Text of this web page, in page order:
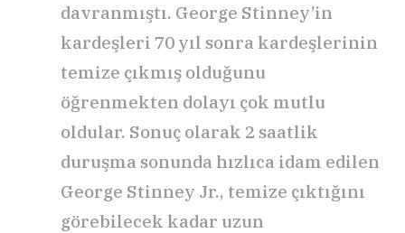
davranmıştı. George Stinney’in
kardeşleri 70 yıl sonra kardeşlerinin
temize çıkmış olduğunu
öğrenmekten dolayı çok mutlu
oldular. Sonuç olarak 2 saatlik
duruşma sonunda hızlıca idam edilen
George Stinney Jr., temize çıktığını
görebilecek kadar uzun